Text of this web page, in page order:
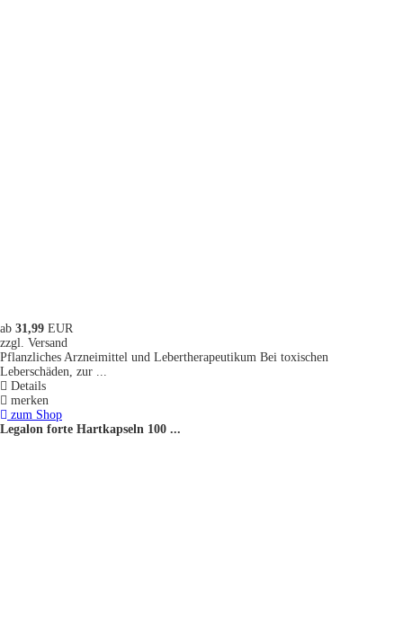
ab 31,99 EUR
zzgl. Versand
Pflanzliches Arzneimittel und Lebertherapeutikum Bei toxischen
Leberschäden, zur ...
Details
merken
zum Shop
Legalon forte Hartkapseln 100 ...